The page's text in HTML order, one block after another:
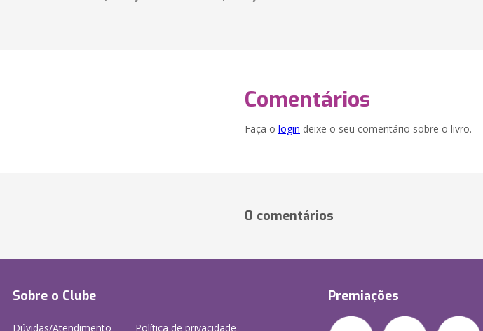
Comentários
Faça o login deixe o seu comentário sobre o livro.
0 comentários
Sobre o Clube
Dúvidas/Atendimento Política de privacidade
Premiações